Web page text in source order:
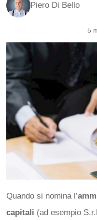
Piero Di Bello
5
Quando si nomina l’
capitali (ad esempio